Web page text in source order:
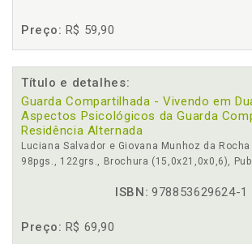
Preço: R$ 59,90
Título e detalhes:
Guarda Compartilhada - Vivendo em
Aspectos Psicológicos da Guarda
Residência Alternada
Luciana Salvador e Giovana Munhoz da Rocha
98pgs., 122grs., Brochura (15,0x21,0x0,6),
ISBN: 978853629624-1
Preço: R$ 69,90